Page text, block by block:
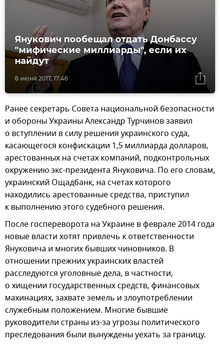
8 июня 2017, 17:46
Янукович пообещал отдать Донбассу
"мифические миллиарды", если их
найдут
Ранее секретарь Совета национальной безопасности
и обороны Украины Александр Турчинов заявил
о вступлении в силу решения украинского суда,
касающегося конфискации 1,5 миллиарда долларов,
арестованных на счетах компаний, подконтрольных
окружению экс-президента Януковича. По его словам,
украинский Ощадбанк, на счетах которого
находились арестованные средства, приступил
к выполнению этого судебного решения.
После госпереворота на Украине в феврале 2014 года
новые власти хотят привлечь к ответственности
Януковича и многих бывших чиновников. В
отношении прежних украинских властей
расследуются уголовные дела, в частности,
о хищении государственных средств, финансовых
махинациях, захвате земель и злоупотреблении
служебным положением. Многие бывшие
руководители страны из-за угрозы политического
преследования были вынуждены уехать за границу.